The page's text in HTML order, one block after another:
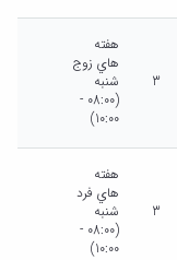
3
هفته
هاي زوج
شنبه
(08:00 -
10:00)
3
هفته
هاي فرد
شنبه
(08:00 -
10:00)